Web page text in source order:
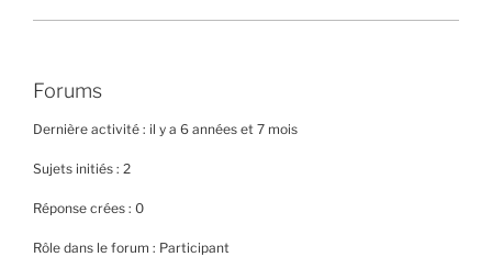
Forums
Dernière activité : il y a 6 années et 7 mois
Sujets initiés : 2
Réponse crées : 0
Rôle dans le forum : Participant